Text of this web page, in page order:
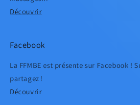
Découvrir
Facebook
La FFMBE est présente sur Facebook !
partagez !
Découvrir